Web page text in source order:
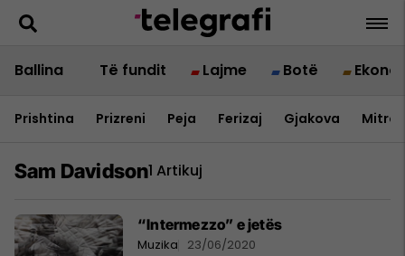
Ballina Të fundit Lajme Botë
Prishtina Prizreni Peja Ferizaj Gjakova
Sam Davidson1 Artikuj
“Intermezzo” e jetës
Muzika 23/06/2020